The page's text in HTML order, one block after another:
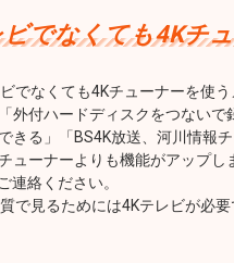
でなくても4Kチ
でなくても4Kチューナーを使う
外付ハードディスクをつない
きる」「BS4K放送、河川情報
ューナーよりも機能がアップ
連絡ください。
で見るためには4Kテレビが必要